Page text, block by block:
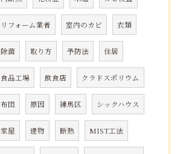
リフォーム業者 室内のカビ 衣類
除菌 取り方 予防法 住居
食品工場 飲食店 クラドスポリウム
布団 原因 練馬区 シックハウス
家屋 建物 断熱 MIST工法